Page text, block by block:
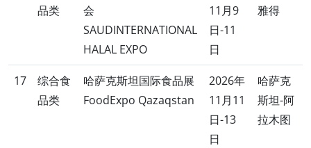
品类
会
SAUDINTERNATIONAL
HALAL EXPO
11月9
日-11
日
雅得
17
综合食
品类
哈萨克斯坦国际食品展
FoodExpo Qazaqstan
2026年
11月11
日-13
日
哈萨克
斯坦-阿
拉木图